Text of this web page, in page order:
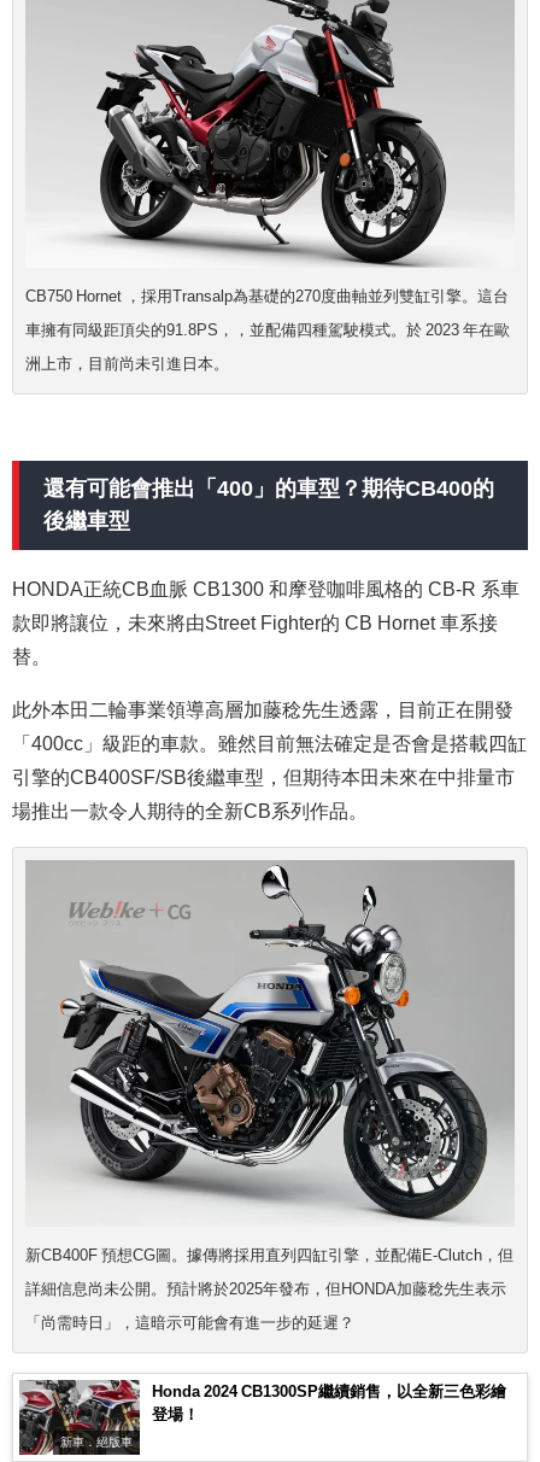
CB750 Hornet ，採用Transalp為基礎的270度曲軸並列雙缸引擎。這台
車擁有同級距頂尖的91.8PS，，並配備四種駕駛模式。於 2023 年在歐
洲上市，目前尚未引進日本。
還有可能會推出「400」的車型？期待CB400的
後繼車型
HONDA正統CB血脈 CB1300 和摩登咖啡風格的 CB-R 系車
款即將讓位，未來將由Street Fighter的 CB Hornet 車系接
替。
此外本田二輪事業領導高層加藤稔先生透露，目前正在開發
「400cc」級距的車款。雖然目前無法確定是否會是搭載四缸
引擎的CB400SF/SB後繼車型，但期待本田未來在中排量市
場推出一款令人期待的全新CB系列作品。
新CB400F 預想CG圖。據傳將採用直列四缸引擎，並配備E-Clutch，但
詳細信息尚未公開。預計將於2025年發布，但HONDA加藤稔先生表示
「尚需時日」，這暗示可能會有進一步的延遲？
新車．絕版車
Honda 2024 CB1300SP繼續銷售，以全新三色彩繪
登場！